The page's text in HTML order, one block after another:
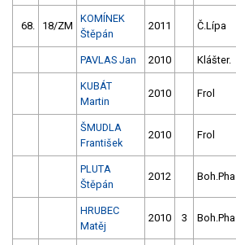
68. 18/ZM
KOMÍNEK
Štěpán
2011 Č.Lípa
PAVLAS Jan 2010 Klášter.
KUBÁT
Martin
2010 Frol
ŠMUDLA
František
2010 Frol
PLUTA
Štěpán
2012 Boh.Pha
HRUBEC
Matěj
2010 3 Boh.Pha